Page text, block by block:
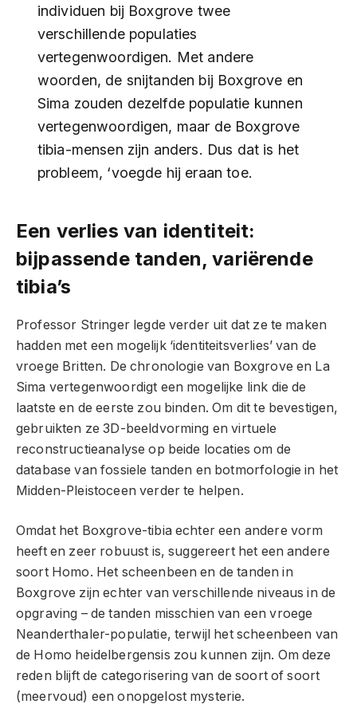
individuen bij Boxgrove twee
verschillende populaties
vertegenwoordigen. Met andere
woorden, de snijtanden bij Boxgrove en
Sima zouden dezelfde populatie kunnen
vertegenwoordigen, maar de Boxgrove
tibia-mensen zijn anders. Dus dat is het
probleem, ‘voegde hij eraan toe.
Een verlies van identiteit:
bijpassende tanden, variërende
tibia’s
Professor Stringer legde verder uit dat ze te maken
hadden met een mogelijk ‘identiteitsverlies’ van de
vroege Britten. De chronologie van Boxgrove en La
Sima vertegenwoordigt een mogelijke link die de
laatste en de eerste zou binden. Om dit te bevestigen,
gebruikten ze 3D-beeldvorming en virtuele
reconstructieanalyse op beide locaties om de
database van fossiele tanden en botmorfologie in het
Midden-Pleistoceen verder te helpen.
Omdat het Boxgrove-tibia echter een andere vorm
heeft en zeer robuust is, suggereert het een andere
soort Homo. Het scheenbeen en de tanden in
Boxgrove zijn echter van verschillende niveaus in de
opgraving – de tanden misschien van een vroege
Neanderthaler-populatie, terwijl het scheenbeen van
de Homo heidelbergensis zou kunnen zijn. Om deze
reden blijft de categorisering van de soort of soort
(meervoud) een onopgelost mysterie.